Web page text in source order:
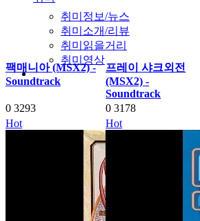
취미정보/뉴스
취미소개/리뷰
취미읽을거리
취미영상
팩매니아 (MSX2) -
Soundtrack
0 3293
프레이 샤크외전
(MSX2) -
Soundtrack
03178
Hot
Hot